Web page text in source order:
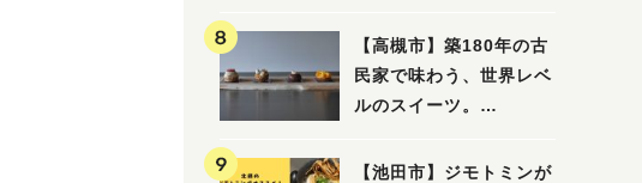
箕面・吹田・豊中・茨
木・池田）
【高槻市】築180年の古
民家で味わう、世界レベ
ルのスイーツ。
月3日にオープン！（教
【池田市】ジモトミンが